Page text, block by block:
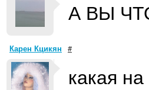
А ВЫ
Карен Кцикян #
какая